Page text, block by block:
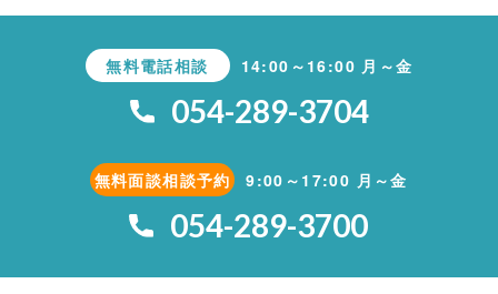
無料電話相談 14:00～16:00 月～金
054-289-3704
無料面談相談予約 9:00～17:00 月～金
054-289-3700